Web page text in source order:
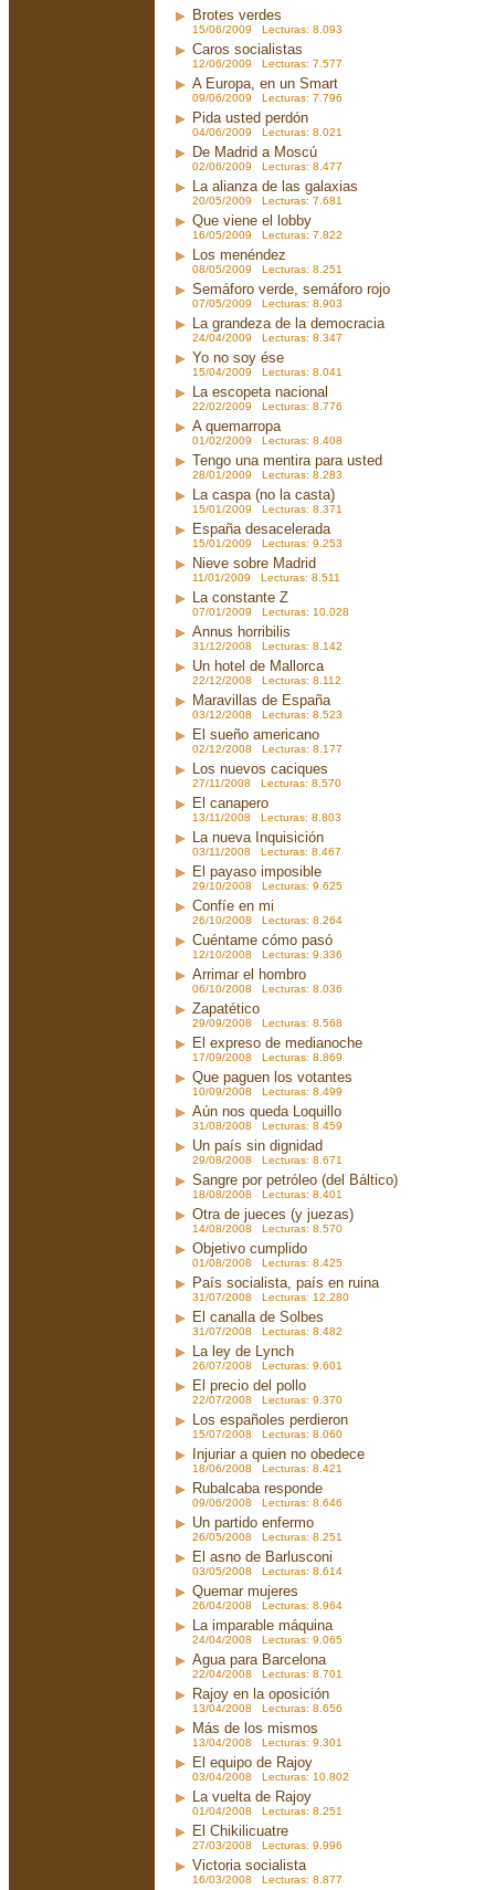
Brotes verdes
15/06/2009 Lecturas: 8.093
Caros socialistas
12/06/2009 Lecturas: 7.577
A Europa, en un Smart
09/06/2009 Lecturas: 7.796
Pida usted perdón
04/06/2009 Lecturas: 8.021
De Madrid a Moscú
02/06/2009 Lecturas: 8.477
La alianza de las galaxias
20/05/2009 Lecturas: 7.681
Que viene el lobby
16/05/2009 Lecturas: 7.822
Los menéndez
08/05/2009 Lecturas: 8.251
Semáforo verde, semáforo rojo
07/05/2009 Lecturas: 8.903
La grandeza de la democracia
24/04/2009 Lecturas: 8.347
Yo no soy ése
15/04/2009 Lecturas: 8.041
La escopeta nacional
22/02/2009 Lecturas: 8.776
A quemarropa
01/02/2009 Lecturas: 8.408
Tengo una mentira para usted
28/01/2009 Lecturas: 8.283
La caspa (no la casta)
15/01/2009 Lecturas: 8.371
España desacelerada
15/01/2009 Lecturas: 9.253
Nieve sobre Madrid
11/01/2009 Lecturas: 8.511
La constante Z
07/01/2009 Lecturas: 10.028
Annus horribilis
31/12/2008 Lecturas: 8.142
Un hotel de Mallorca
22/12/2008 Lecturas: 8.112
Maravillas de España
03/12/2008 Lecturas: 8.523
El sueño americano
02/12/2008 Lecturas: 8.177
Los nuevos caciques
27/11/2008 Lecturas: 8.570
El canapero
13/11/2008 Lecturas: 8.803
La nueva Inquisición
03/11/2008 Lecturas: 8.467
El payaso imposible
29/10/2008 Lecturas: 9.625
Confíe en mi
26/10/2008 Lecturas: 8.264
Cuéntame cómo pasó
12/10/2008 Lecturas: 9.336
Arrimar el hombro
06/10/2008 Lecturas: 8.036
Zapatético
29/09/2008 Lecturas: 8.568
El expreso de medianoche
17/09/2008 Lecturas: 8.869
Que paguen los votantes
10/09/2008 Lecturas: 8.499
Aún nos queda Loquillo
31/08/2008 Lecturas: 8.459
Un país sin dignidad
29/08/2008 Lecturas: 8.671
Sangre por petróleo (del Báltico)
18/08/2008 Lecturas: 8.401
Otra de jueces (y juezas)
14/08/2008 Lecturas: 8.570
Objetivo cumplido
01/08/2008 Lecturas: 8.425
País socialista, país en ruina
31/07/2008 Lecturas: 12.280
El canalla de Solbes
31/07/2008 Lecturas: 8.482
La ley de Lynch
26/07/2008 Lecturas: 9.601
El precio del pollo
22/07/2008 Lecturas: 9.370
Los españoles perdieron
15/07/2008 Lecturas: 8.060
Injuriar a quien no obedece
18/06/2008 Lecturas: 8.421
Rubalcaba responde
09/06/2008 Lecturas: 8.646
Un partido enfermo
26/05/2008 Lecturas: 8.251
El asno de Barlusconi
03/05/2008 Lecturas: 8.614
Quemar mujeres
26/04/2008 Lecturas: 8.964
La imparable máquina
24/04/2008 Lecturas: 9.065
Agua para Barcelona
22/04/2008 Lecturas: 8.701
Rajoy en la oposición
13/04/2008 Lecturas: 8.656
Más de los mismos
13/04/2008 Lecturas: 9.301
El equipo de Rajoy
03/04/2008 Lecturas: 10.802
La vuelta de Rajoy
01/04/2008 Lecturas: 8.251
El Chikilicuatre
27/03/2008 Lecturas: 9.996
Victoria socialista
16/03/2008 Lecturas: 8.877